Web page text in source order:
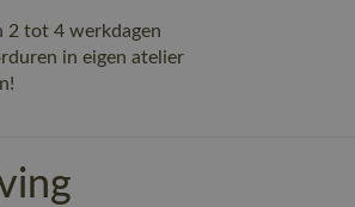
2 tot 4 werkdagen
in eigen atelier